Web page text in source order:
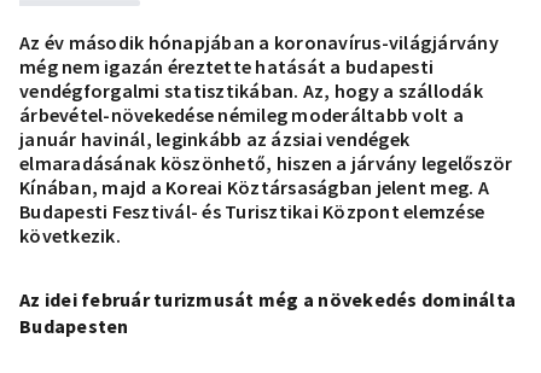
Az év második hónapjában a koronavírus-világjárvány
még nem igazán éreztette hatását a budapesti
vendégforgalmi statisztikában. Az, hogy a szállodák
árbevétel-növekedése némileg moderáltabb volt a
január havinál, leginkább az ázsiai vendégek
elmaradásának köszönhető, hiszen a járvány legelőször
Kínában, majd a Koreai Köztársaságban jelent meg. A
Budapesti Fesztivál- és Turisztikai Központ elemzése
következik.
Az idei február turizmusát még a növekedés dominálta
Budapesten